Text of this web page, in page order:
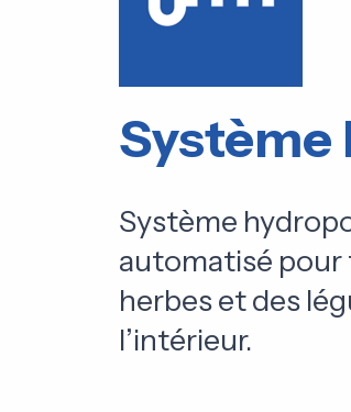
Système
automatisé pour
herbes et des
l’intérieur.